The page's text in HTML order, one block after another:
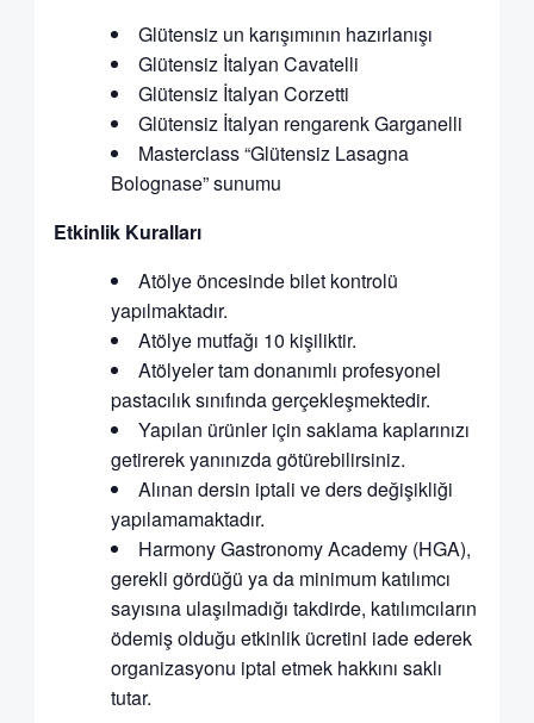
Glütensiz un karışımının hazırlanışı
Glütensiz İtalyan Cavatelli
Glütensiz İtalyan Corzetti
Glütensiz İtalyan rengarenk Garganelli
Masterclass “Glütensiz Lasagna
Bolognase” sunumu
Etkinlik Kuralları
Atölye öncesinde bilet kontrolü
yapılmaktadır.
Atölye mutfağı 10 kişiliktir.
Atölyeler tam donanımlı profesyonel
pastacılık sınıfında gerçekleşmektedir.
Yapılan ürünler için saklama kaplarınızı
getirerek yanınızda götürebilirsiniz.
Alınan dersin iptali ve ders değişikliği
yapılamamaktadır.
Harmony Gastronomy Academy (HGA),
gerekli gördüğü ya da minimum katılımcı
sayısına ulaşılmadığı takdirde, katılımcıların
ödemiş olduğu etkinlik ücretini iade ederek
organizasyonu iptal etmek hakkını saklı
tutar.